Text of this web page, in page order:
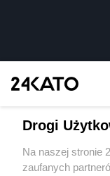
Wydawca mediów
Drogi
Na naszej stronie
zaufanych